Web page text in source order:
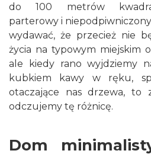
do 100 metrów
parterowy i
wydawać, że przecież nie
życia na typowym miejskim
ale kiedy rano wyjdziemy
kubkiem kawy w ręku,
otaczające nas drzewa, to
odczujemy tę różnicę.
Dom